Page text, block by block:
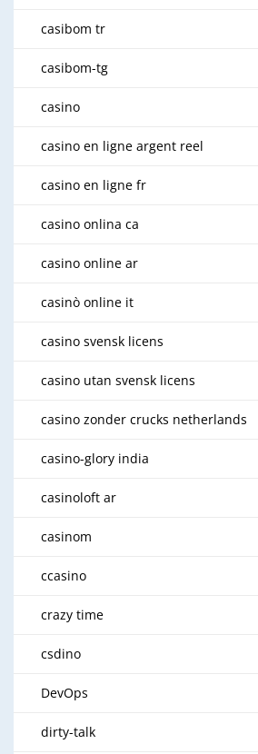
casibom tr
casibom-tg
casino
casino en ligne argent reel
casino en ligne fr
casino onlina ca
casino online ar
casinò online it
casino svensk licens
casino utan svensk licens
casino zonder crucks netherlands
casino-glory india
casinoloft ar
casinom
ccasino
crazy time
csdino
DevOps
dirty-talk